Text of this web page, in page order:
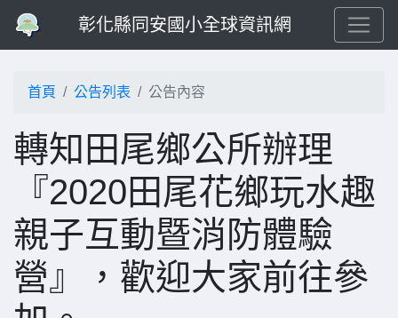
彰化縣同安國小全球資訊網
首頁 公告列表 公告內容
轉知田尾鄉公所辦理
『2020田尾花鄉玩水趣
親子互動暨消防體驗
營』，歡迎大家前往參